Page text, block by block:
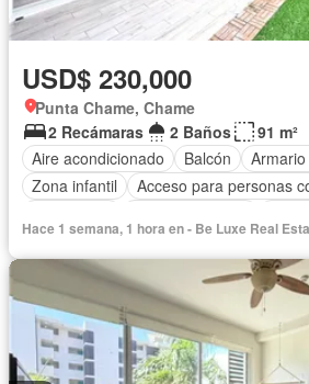
USD$ 230,000
Punta Chame, Chame
2 Recámaras
2 Baños
91 m²
Aire acondicionado
Balcón
Zona infantil
Acceso para personas
Gas natural
Vista panorámica
Hace 1 semana, 1 hora en - Be Luxe Real